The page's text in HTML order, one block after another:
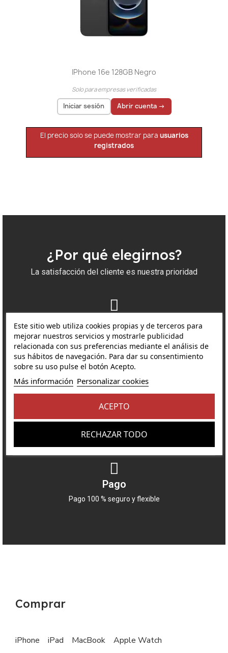
IPhone 16e 128GB Negro
Solo para empresas verificadas
Iniciar sesión Abrir cuenta →
El precio solo se puede mostrar para usuarios
registrados
¿Por qué elegirnos?
La satisfacción del cliente es nuestra prioridad
Entrega
Envío rápido y seguro
Productos
Compras
Pago
Pago 100 % seguro y flexible
Este sitio web utiliza cookies propias y de terceros para
mejorar nuestros servicios y mostrarle publicidad
relacionada con sus preferencias mediante el análisis de
sus hábitos de navegación. Para dar su consentimiento
sobre su uso pulse el botón Acepto.
Más información Personalizar cookies
RECHAZAR TODO
ACEPTO
Comprar
iPhone iPad MacBook
Apple Watch